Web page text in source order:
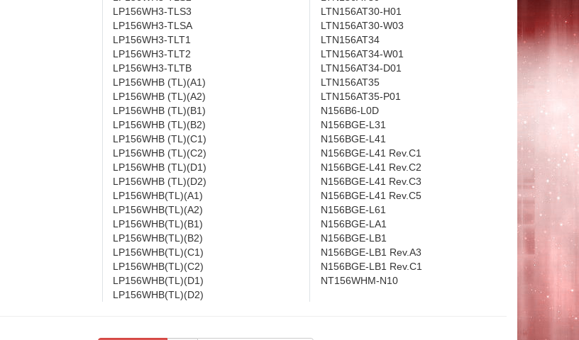
LP156WH3-TLS3
LP156WH3-TLSA
LP156WH3-TLT1
LP156WH3-TLT2
LP156WH3-TLTB
LP156WHB (TL)(A1)
LP156WHB (TL)(A2)
LP156WHB (TL)(B1)
LP156WHB (TL)(B2)
LP156WHB (TL)(C1)
LP156WHB (TL)(C2)
LP156WHB (TL)(D1)
LP156WHB (TL)(D2)
LP156WHB(TL)(A1)
LP156WHB(TL)(A2)
LP156WHB(TL)(B1)
LP156WHB(TL)(B2)
LP156WHB(TL)(C1)
LP156WHB(TL)(C2)
LP156WHB(TL)(D1)
LP156WHB(TL)(D2)
LTN156AT30-H01
LTN156AT30-W03
LTN156AT34
LTN156AT34-W01
LTN156AT34-D01
LTN156AT35
LTN156AT35-P01
N156B6-L0D
N156BGE-L31
N156BGE-L41
N156BGE-L41 Rev.C1
N156BGE-L41 Rev.C2
N156BGE-L41 Rev.C3
N156BGE-L41 Rev.C5
N156BGE-L61
N156BGE-LA1
N156BGE-LB1
N156BGE-LB1 Rev.A3
N156BGE-LB1 Rev.C1
NT156WHM-N10